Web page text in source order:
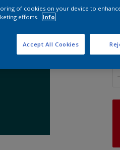
of cookies on your device to
efforts.
Info
Accept All Cookies